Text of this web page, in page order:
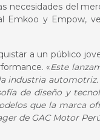
necesidades del
Emkoo y Empow,
a un público
«Este
industria
de diseño y
que la marca
de GAC Motor